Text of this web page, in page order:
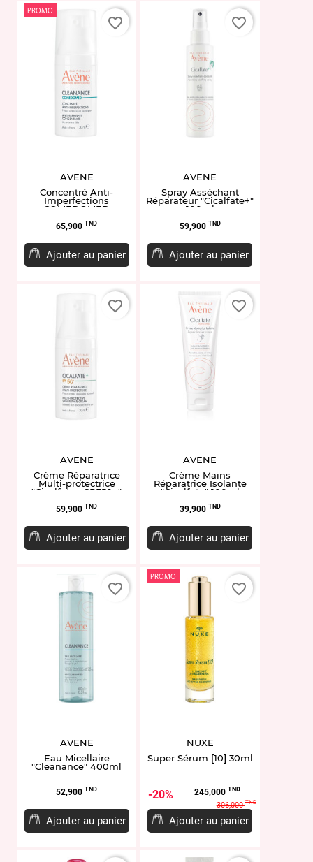
PROMO
AVENE
Concentré Anti-
Imperfections
COMEDOMED
Prix
65,900 TND
Ajouter au panier
favorite_border
AVENE
Spray Asséchant
Réparateur "Cicalfate+"
100ml
Prix
59,900 TND
Ajouter au panier
favorite_border
AVENE
Crème Réparatrice
Multi-protectrice
"Cicalfate+ SPF50+"
Prix
59,900 TND
Ajouter au panier
favorite_border
AVENE
Crème Mains
Réparatrice Isolante
"Cicalfate" 100ml
Prix
39,900 TND
Ajouter au panier
favorite_border
AVENE
Eau Micellaire
"Cleanance" 400ml
Prix
52,900 TND
Ajouter au panier
favorite_border
PROMO
NUXE
Super Sérum [10] 30ml
20% Prix
245,000 TNDPrix
de
base
306,000TND
Ajouter au panier
favorite_border